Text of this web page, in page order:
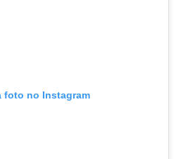
foto no Instagram